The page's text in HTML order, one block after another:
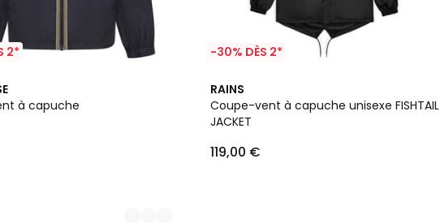
2*
à capuche
-30% DÈS 2*
RAINS
Coupe-vent à capuche unisexe FISHTAIL
JACKET
119,00 €